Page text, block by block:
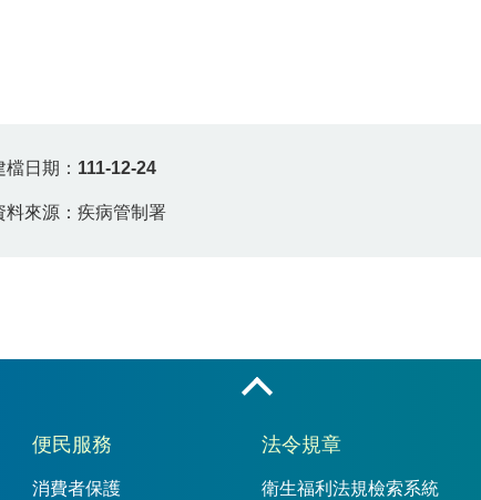
檔日期： 111-12-24
料來源：疾病管制署
便民服務
消費者保護
法令規章
衛生福利法規檢索系統